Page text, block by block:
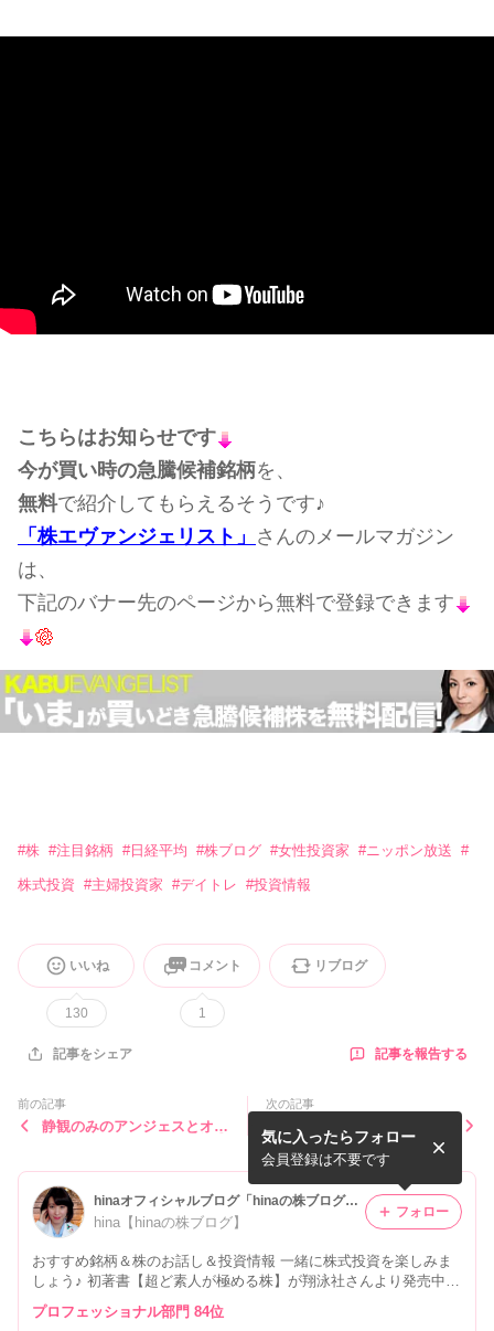
こちらはお知らせです
今が買い時の急騰候補銘柄を、
無料で紹介してもらえるそうです♪
「株エヴァンジェリスト」 さんのメールマガジン
は、
下記のバナー先のページから無料で登録できます
#株 #注目銘柄 #日経平均 #株ブログ #女性投資家 #ニッポン放送 #
株式投資 #主婦投資家 #デイトレ #投資情報
いいね
130
コメント
1
リブログ
記事をシェア 記事を報告する
前の記事
静観のみのアンジェスとオン
次の記事
デイトレの6613QDレーザと
長期の日本電産と決算プレイ
の難しさ。
hinaオフィシャルブログ「hinaの株ブログ」Powered by Ameba
hina【hinaの株ブログ】
おすすめ銘柄＆株のお話し＆投資情報 一緒に株式投資を楽しみま
しょう♪ 初著書【超ど素人が極める株】が翔泳社さんより発売中！
私の詳細はプロフィールをご覧ください♪
気に入ったらフォロー
会員登録は不要です
フォロー
プロフェッショナル部門 84位